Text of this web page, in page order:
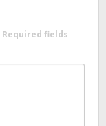
Required fields